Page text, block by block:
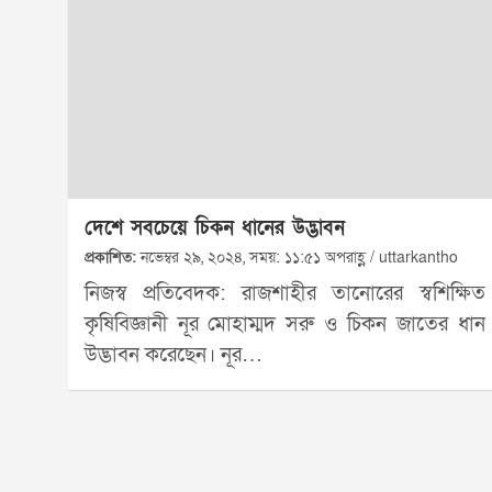
দেশে সবচেয়ে চিকন ধানের উদ্ভাবন
প্রকাশিত:নভেম্বর ২৯, ২০২৪, সময়: ১১:৫১ অপরাহ্ণ / uttarkantho
নিজস্ব প্রতিবেদক: রাজশাহীর তানোরের স্বশিক্ষিত
কৃষিবিজ্ঞানী নূর মোহাম্মদ সরু ও চিকন জাতের ধান
উদ্ভাবন করেছেন। নূর…